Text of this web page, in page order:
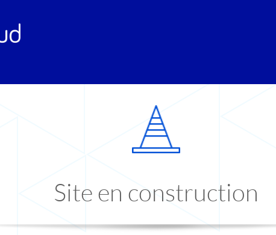
Site en construction